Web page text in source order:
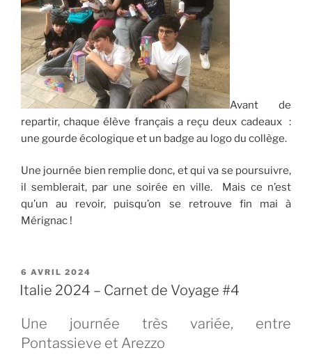
Avant de
repartir, chaque élève français a reçu deux cadeaux :
une gourde écologique et un badge au logo du collège.
Une journée bien remplie donc, et qui va se poursuivre,
il semblerait, par une soirée en ville. Mais ce n’est
qu’un au revoir, puisqu’on se retrouve fin mai à
Mérignac !
PUBLIÉ
LE
6 AVRIL 2024
Italie 2024 – Carnet de Voyage #4
Une journée très variée, entre
Pontassieve et Arezzo